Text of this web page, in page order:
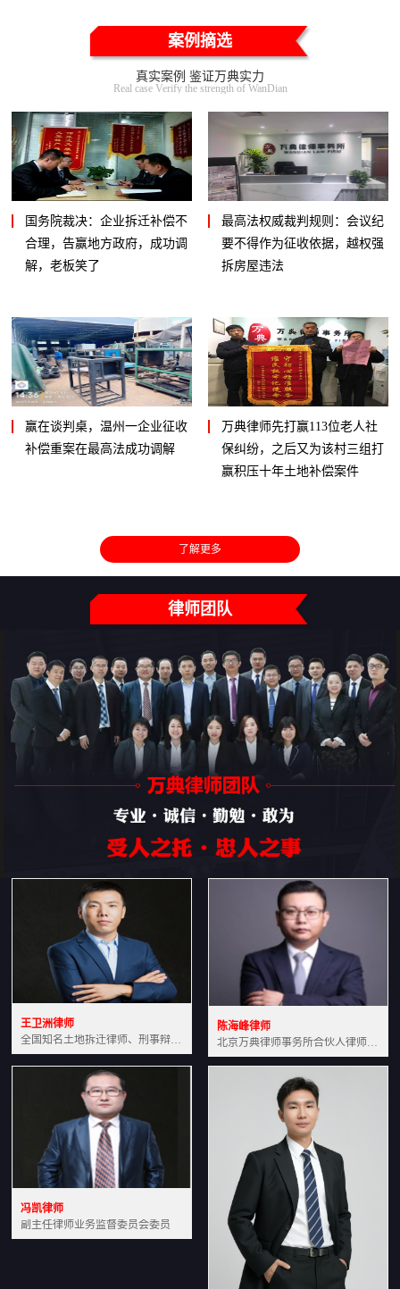
案例摘选
真实案例 鉴证万典实力
Real case Verify the strength of WanDian
国务院裁决：企业拆迁补偿不
合理，告赢地方政府，成功调
解，老板笑了
最高法权威裁判规则：会议纪
要不得作为征收依据，越权强
拆房屋违法
赢在谈判桌，温州一企业征收
补偿重案在最高法成功调解
万典律师先打赢113位老人社
保纠纷，之后又为该村三组打
赢积压十年土地补偿案件
了解更多
律师团队
王卫洲律师
全国知名土地拆迁律师、刑事辩护律师北京万典律师事务所主任中国法学会会员北京市行政法研究会理事
陈海峰律师
北京万典律师事务所合伙人律师土地房产专业资深律师
冯凯律师
副主任律师业务监督委员会委员